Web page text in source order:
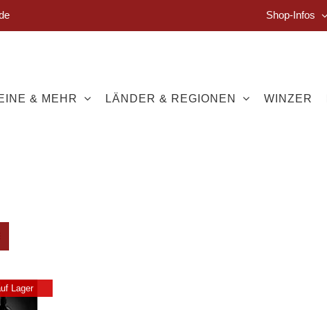
Shop-Infos
& MEHR LÄNDER & REGIONEN WINZER
Lager